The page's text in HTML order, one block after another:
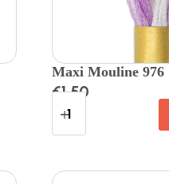
Maxi Mouline 976
€1.50